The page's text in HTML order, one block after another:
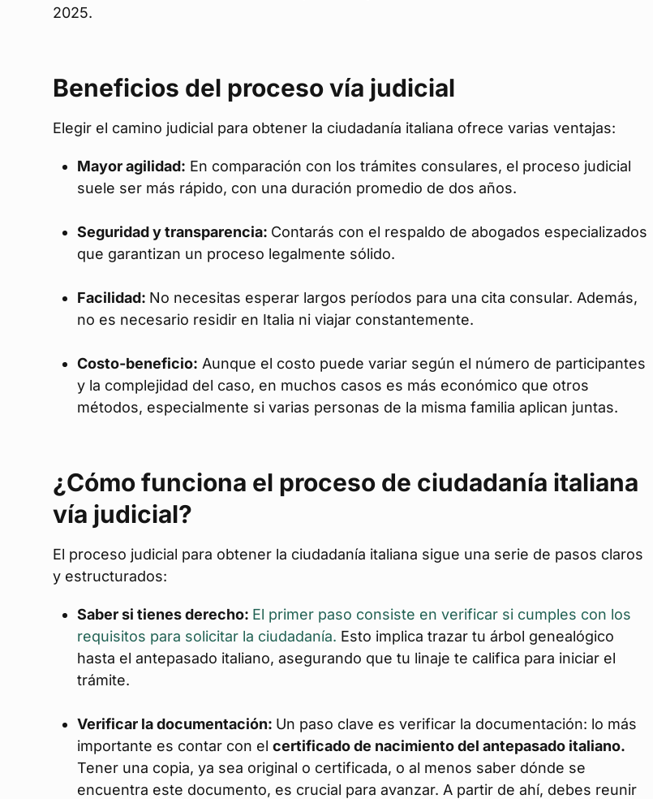
2025.
Beneficios del proceso vía judicial
Elegir el camino judicial para obtener la ciudadanía italiana ofrece varias ventajas:
Mayor agilidad: En comparación con los trámites consulares, el proceso judicial
suele ser más rápido, con una duración promedio de dos años.
Seguridad y transparencia: Contarás con el respaldo de abogados especializados
que garantizan un proceso legalmente sólido.
Facilidad: No necesitas esperar largos períodos para una cita consular. Además,
no es necesario residir en Italia ni viajar constantemente.
Costo-beneficio: Aunque el costo puede variar según el número de participantes
y la complejidad del caso, en muchos casos es más económico que otros
métodos, especialmente si varias personas de la misma familia aplican juntas.
¿Cómo funciona el proceso de ciudadanía italiana
vía judicial?
El proceso judicial para obtener la ciudadanía italiana sigue una serie de pasos claros
y estructurados:
Saber si tienes derecho: El primer paso consiste en verificar si cumples con los
requisitos para solicitar la ciudadanía. Esto implica trazar tu árbol genealógico
hasta el antepasado italiano, asegurando que tu linaje te califica para iniciar el
trámite.
Verificar la documentación: Un paso clave es verificar la documentación: lo más
importante es contar con el certificado de nacimiento del antepasado italiano.
Tener una copia, ya sea original o certificada, o al menos saber dónde se
encuentra este documento, es crucial para avanzar. A partir de ahí, debes reunir